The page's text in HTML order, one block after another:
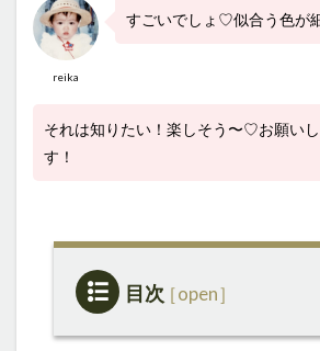
reika
すごいでしょ♡似合う色が
それは知りたい！楽しそう〜♡お願いし
す！
目次
1